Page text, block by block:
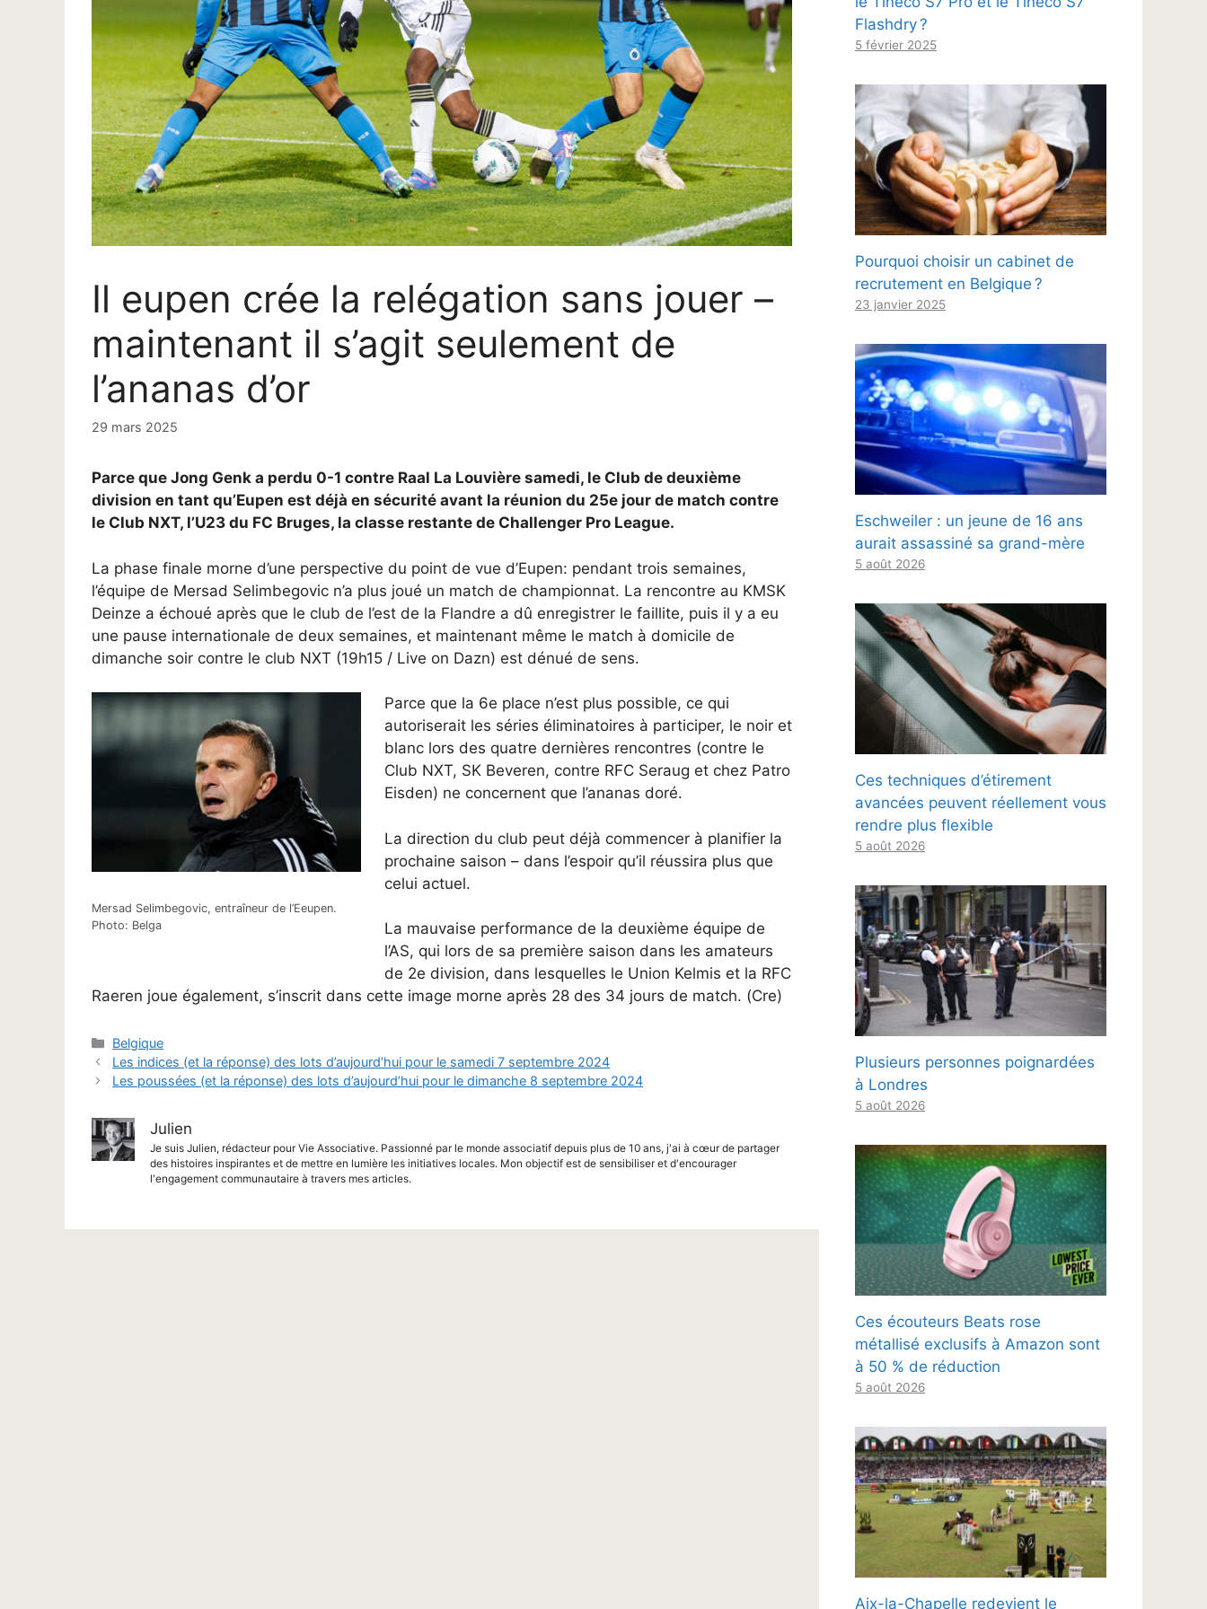
Il eupen crée la relégation sans jouer –
maintenant il s’agit seulement de
l’ananas d’or
29 mars 2025
Parce que Jong Genk a perdu 0-1 contre Raal La Louvière samedi, le Club de deuxième
division en tant qu’Eupen est déjà en sécurité avant la réunion du 25e jour de match contre
le Club NXT, l’U23 du FC Bruges, la classe restante de Challenger Pro League.
La phase finale morne d’une perspective du point de vue d’Eupen: pendant trois semaines,
l’équipe de Mersad Selimbegovic n’a plus joué un match de championnat. La rencontre au KMSK
Deinze a échoué après que le club de l’est de la Flandre a dû enregistrer le faillite, puis il y a eu
une pause internationale de deux semaines, et maintenant même le match à domicile de
dimanche soir contre le club NXT (19h15 / Live on Dazn) est dénué de sens.
Mersad Selimbegovic, entraîneur de l’Eeupen.
Photo: Belga
Parce que la 6e place n’est plus possible, ce qui
autoriserait les séries éliminatoires à participer, le noir et
blanc lors des quatre dernières rencontres (contre le
Club NXT, SK Beveren, contre RFC Seraug et chez Patro
Eisden) ne concernent que l’ananas doré.
La direction du club peut déjà commencer à planifier la
prochaine saison – dans l’espoir qu’il réussira plus que
celui actuel.
La mauvaise performance de la deuxième équipe de
l’AS, qui lors de sa première saison dans les amateurs
de 2e division, dans lesquelles le Union Kelmis et la RFC
Raeren joue également, s’inscrit dans cette image morne après 28 des 34 jours de match. (Cre)
Catégories
Belgique
Les indices (et la réponse) des lots d’aujourd’hui pour le samedi 7 septembre 2024
Les poussées (et la réponse) des lots d’aujourd’hui pour le dimanche 8 septembre 2024
Julien
Je suis Julien, rédacteur pour Vie Associative. Passionné par le monde associatif depuis plus de 10 ans, j'ai à cœur de partager
des histoires inspirantes et de mettre en lumière les initiatives locales. Mon objectif est de sensibiliser et d'encourager
l'engagement communautaire à travers mes articles.
Flashdry ?
5 février 2025
Pourquoi choisir un cabinet de
recrutement en Belgique ?
23 janvier 2025
Eschweiler : un jeune de 16 ans
aurait assassiné sa grand-mère
5 août 2026
Ces techniques d’étirement
avancées peuvent réellement vous
rendre plus flexible
5 août 2026
Plusieurs personnes poignardées
à Londres
5 août 2026
Ces écouteurs Beats rose
métallisé exclusifs à Amazon sont
à 50 % de réduction
5 août 2026
Aix-la-Chapelle redevient le